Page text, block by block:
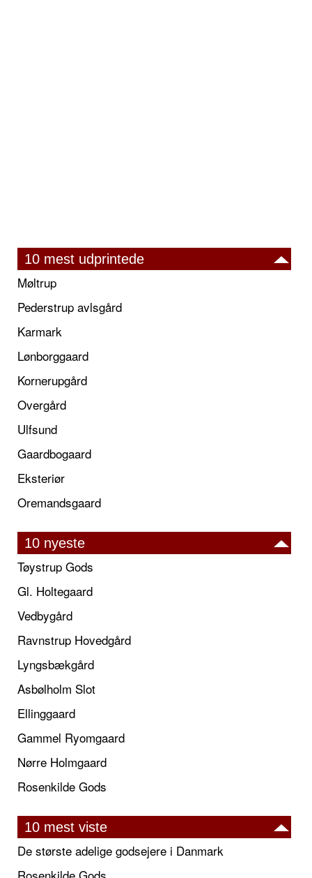
10 mest udprintede
Møltrup
Pederstrup avlsgård
Karmark
Lønborggaard
Kornerupgård
Overgård
Ulfsund
Gaardbogaard
Eksteriør
Oremandsgaard
10 nyeste
Tøystrup Gods
Gl. Holtegaard
Vedbygård
Ravnstrup Hovedgård
Lyngsbækgård
Asbølholm Slot
Ellinggaard
Gammel Ryomgaard
Nørre Holmgaard
Rosenkilde Gods
10 mest viste
De største adelige godsejere i Danmark